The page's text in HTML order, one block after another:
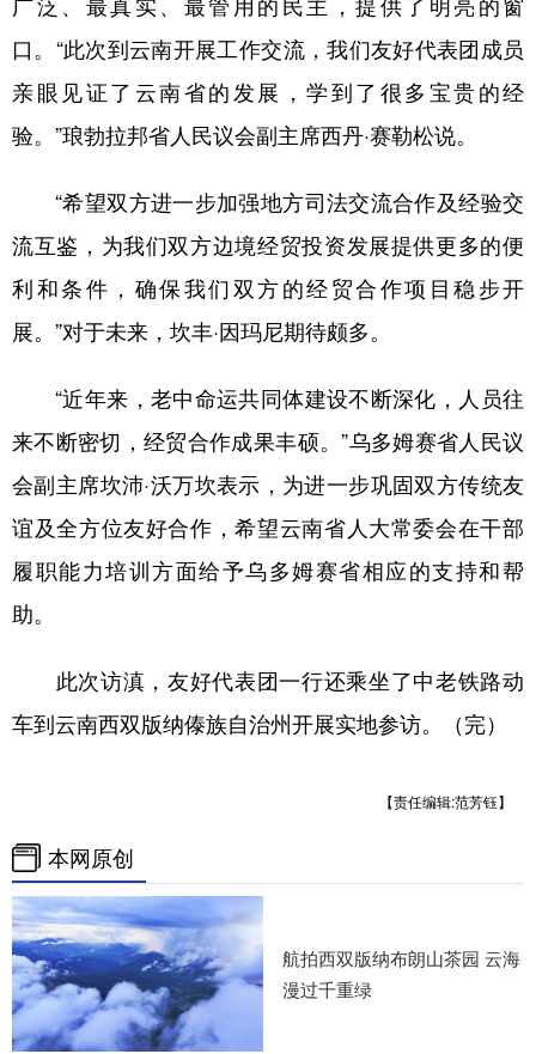
口。“此次到云南开展工作交流，我们友好代表团成员
亲眼见证了云南省的发展，学到了很多宝贵的经
验。”琅勃拉邦省人民议会副主席西丹·赛勒松说。
“希望双方进一步加强地方司法交流合作及经验交
流互鉴，为我们双方边境经贸投资发展提供更多的便
利和条件，确保我们双方的经贸合作项目稳步开
展。”对于未来，坎丰·因玛尼期待颇多。
“近年来，老中命运共同体建设不断深化，人员往
来不断密切，经贸合作成果丰硕。”乌多姆赛省人民议
会副主席坎沛·沃万坎表示，为进一步巩固双方传统友
谊及全方位友好合作，希望云南省人大常委会在干部
履职能力培训方面给予乌多姆赛省相应的支持和帮
助。
此次访滇，友好代表团一行还乘坐了中老铁路动
车到云南西双版纳傣族自治州开展实地参访。（完）
【责任编辑:范芳钰】
本网原创
航拍西双版纳布朗山茶园 云海
漫过千重绿